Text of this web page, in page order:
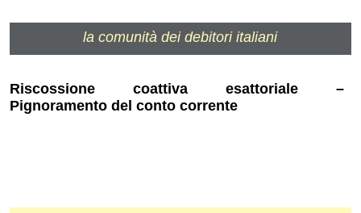
la comunità dei debitori italiani
Riscossione coattiva esattoriale –
Pignoramento del conto corrente